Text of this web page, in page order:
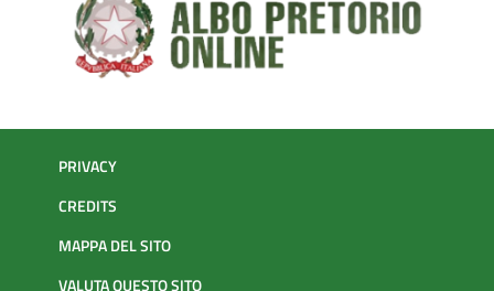
PRIVACY
CREDITS
MAPPA DEL SITO
VALUTA QUESTO SITO